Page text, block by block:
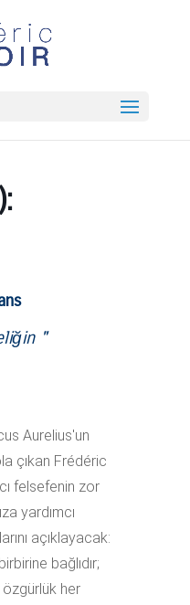
"
Aurelius'un
çıkan Frédéric
felsefenin zor
yardımcı
açıklayacak:
bağlıdır;
her